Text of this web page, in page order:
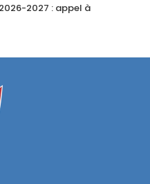
2027 : appel à